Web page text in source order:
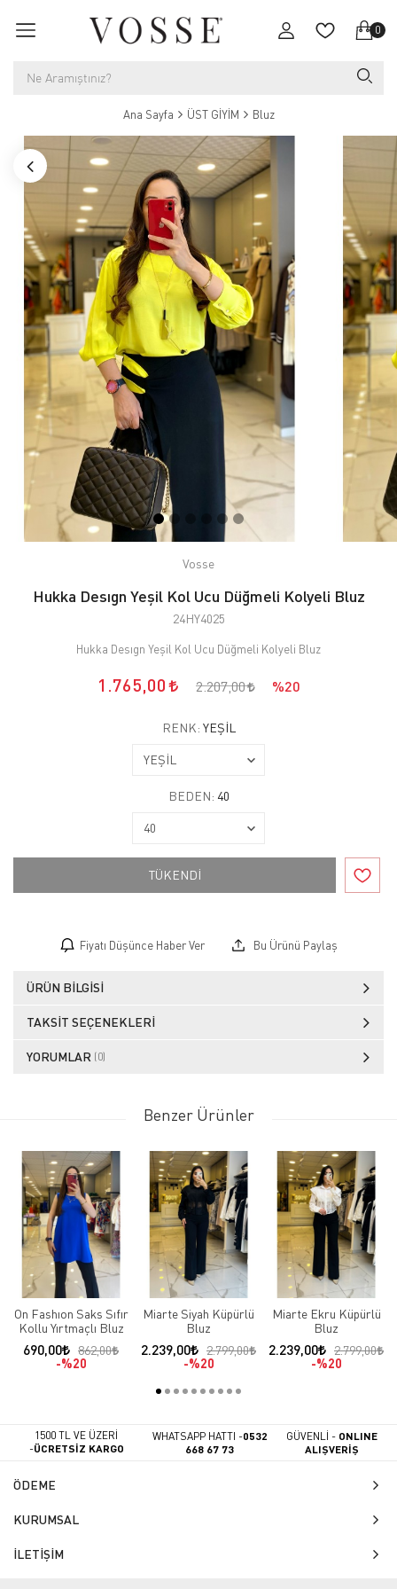
0
Ana Sayfa ÜST GİYİM Bluz
Vosse
Hukka Desıgn Yeşil Kol Ucu Düğmeli Kolyeli Bluz
24HY4025
Hukka Desıgn Yeşil Kol Ucu Düğmeli Kolyeli Bluz
1.765,00 2.207,00 %20
RENK: YEŞİL
BEDEN: 40
TÜKENDİ
Fiyatı Düşünce Haber Ver Bu Ürünü Paylaş
ÜRÜN BILGISI
TAKSIT SEÇENEKLERI
YORUMLAR (0)
Benzer Ürünler
On Fashıon Saks Sıfır
Kollu Yırtmaçlı Bluz
690,00
862,00
%20
Miarte Siyah Küpürlü
Bluz
2.239,00
2.799,00
%20
Miarte Ekru Küpürlü
Bluz
2.239,00
2.799,00
%20
1500 TL VE ÜZERİ
-ÜCRETSİZ KARGO
WHATSAPP HATTI -0532
668 67 73
GÜVENLİ - ONLINE
ALIŞVERİŞ
ÖDEME
KURUMSAL
İLETİŞİM